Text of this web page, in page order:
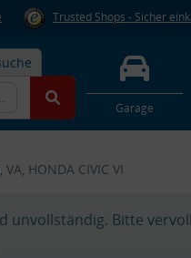
Trusted Shops - Sicher
Garage
HONDA CIVIC VI
unvollständig. Bitte